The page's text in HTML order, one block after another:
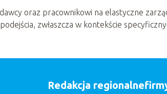
oraz pracownikowi na elastyczne
zwłaszcza w kontekście
Redakcja